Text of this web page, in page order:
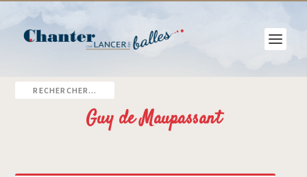
Guy de Maupassant